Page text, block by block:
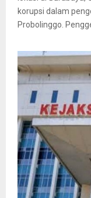
korupsi dalam
Probolinggo.